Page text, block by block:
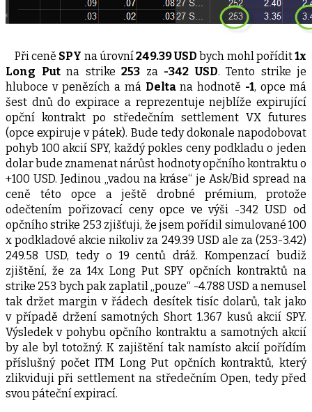
Při ceně SPY na úrovní249.39 USD bych mohl pořídit1x
Long Putna strike 253 za -342 USD. Tento strike je
hluboce v penězích a má Deltana hodnotě -1, opce má
šest dnů do expirace a reprezentuje nejblíže expirující
opční kontrakt po středečním settlement VX futures
(opce expiruje v pátek). Bude tedy dokonale napodobovat
pohyb 100 akcií SPY, každý pokles ceny podkladu o jeden
dolar bude znamenat nárůst hodnoty opčního kontraktu o
+100 USD. Jedinou „vadou na kráse“ je Ask/Bid spread na
ceně této opce a ještě drobné prémium, protože
odečtením pořizovací ceny opce ve výši -342 USD od
opčního strike 253 zjišťuji, že jsem pořídil simulované 100
x podkladové akcie nikoliv za 249.39 USD ale za (253-3.42)
249.58 USD, tedy o 19 centů dráž. Kompenzací budiž
zjištění, že za 14x Long Put SPY opčních kontraktů na
strike 253 bych pak zaplatil „pouze“ -4.788 USD a nemusel
tak držet margin v řádech desítek tisíc dolarů, tak jako
v případě držení samotných Short 1.367 kusů akcií SPY.
Výsledek v pohybu opčního kontraktu a samotných akcií
by ale byl totožný. K zajištění tak namísto akcií pořídím
příslušný počet ITM Long Put opčních kontraktů, který
zlikviduji při settlement na středečním Open, tedy před
svou páteční expirací.